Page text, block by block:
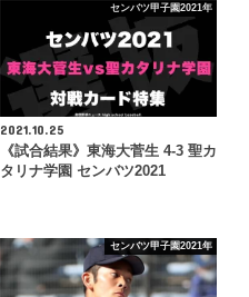
センバツ甲子園2021年
2021.10.25
《試合結果》東海大菅生 4-3 聖カ
タリナ学園 センバツ2021
センバツ甲子園2021年